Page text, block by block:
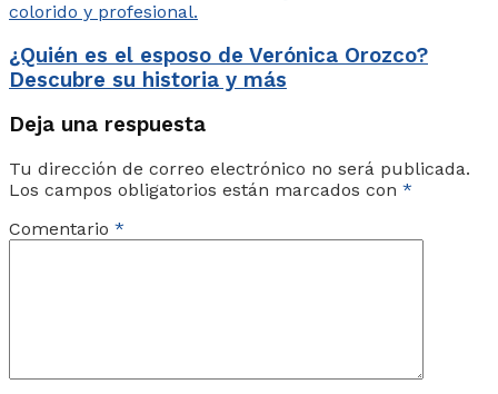
¿Quién es el esposo de Verónica Orozco?
Descubre su historia y más
Deja una respuesta
Tu dirección de correo electrónico no será publicada.
Los campos obligatorios están marcados con *
Comentario *